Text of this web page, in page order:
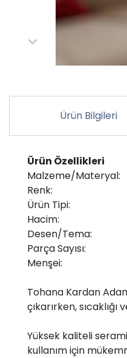
Ürün Bilgileri
Ürün Özellikleri
Malzeme/Materyal:
Renk:
Ürün Tipi:
Hacim:
Desen/Tema:
Parça Sayısı:
Menşei:
Tohana Kardan
çıkarırken,
Yüksek kaliteli
kullanım için